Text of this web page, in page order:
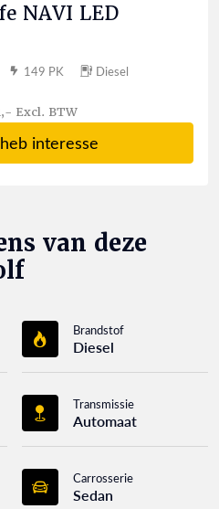
NAVI LED
149 PK
Diesel
Excl. BTW
interesse
van deze
Brandstof
Diesel
Transmissie
Automaat
Carrosserie
Sedan